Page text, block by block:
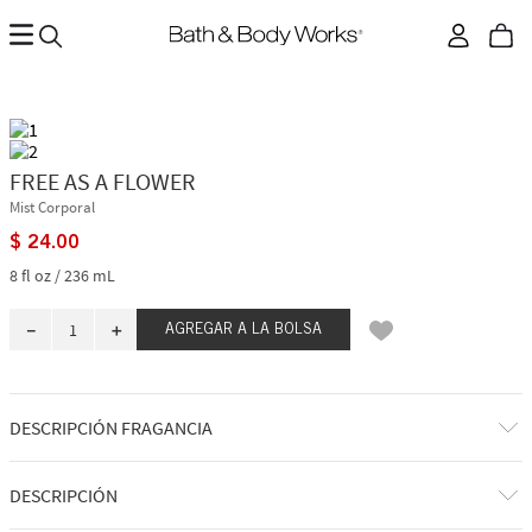
FREE AS A FLOWER
Mist Corporal
$ 24.00
8 fl oz / 236 mL
＋
－ AGREGAR A LA BOLSA
DESCRIPCIÓN FRAGANCIA
A qué huele: retozando por un jardín de flores fragantes en una tarde
soleada.
DESCRIPCIÓN